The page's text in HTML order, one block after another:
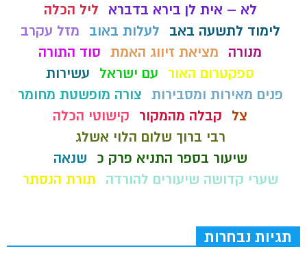
לא – אית לן בירא בדברא
ליל הכלה
לימוד לתשעה באב
לעלות באוב
מזל עקרב
מנורה
מציאת זיווג האמת סוד התורה
ספקטרום האור
עם ישראל
עשירות
פנים מאירות ומסבירות צורה מופשטת מחומר
צל
קבלה מהמקור
קישוטי הכלה
רבי ברוך שלום הלוי אשלג
שיעור בספר התניא פרק כ
שנאה
שערי קדושה שיעורים להורדה
תורת הנסתר
תגיות נבחרות